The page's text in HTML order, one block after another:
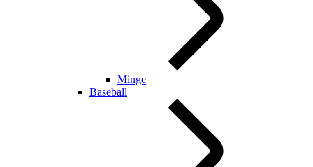
Minge
Baseball